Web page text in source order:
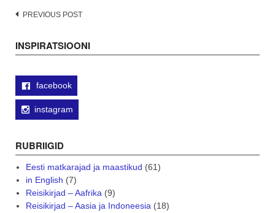
Post
PREVIOUS POST
INSPIRATSIOONI
facebook
instagram
RUBRIIGID
Eesti matkarajad ja maastikud (61)
in English (7)
Reisikirjad – Aafrika(9)
Reisikirjad – Aasia ja Indoneesia(18)